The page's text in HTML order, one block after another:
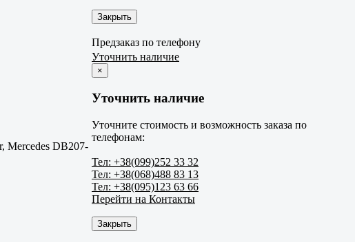
Закрыть
Предзаказ по телефону
Mercedes DB207-
Уточнить наличие
×
Уточнить наличие
Уточните стоимость и возможность заказа по
телефонам:
Тел: +38(099)252 33 32
Тел: +38(068)488 83 13
Тел: +38(095)123 63 66
Перейти на Контакты
Закрыть